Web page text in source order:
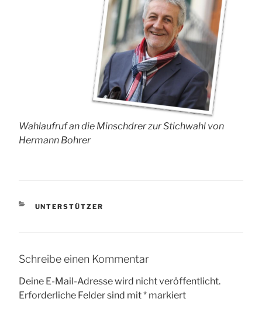
Wahlaufruf an die Minschdrer zur Stichwahl von
Hermann Bohrer
KATEGORIEN
UNTERSTÜTZER
Schreibe einen Kommentar
Deine E-Mail-Adresse wird nicht veröffentlicht.
Erforderliche Felder sind mit* markiert